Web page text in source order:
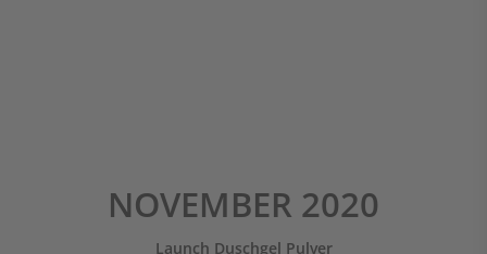
NOVEMBER 2020
Launch Duschgel Pulver